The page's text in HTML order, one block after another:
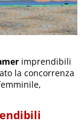
imprendibili
la concorrenza